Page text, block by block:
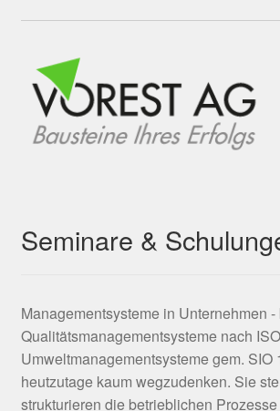
Seminare &
Managementsysteme in Unternehmen -
Qualitätsmanagementsysteme nach
Umweltmanagementsysteme gem. SIO
heutzutage kaum wegzudenken. Sie
strukturieren die betrieblichen